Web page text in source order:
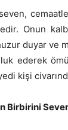
Onun
duyar ve
ederek
kişi
Birbirini